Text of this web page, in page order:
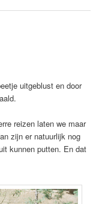
uitgeblust en door
reizen laten we maar
zijn er natuurlijk nog
kunnen putten. En dat